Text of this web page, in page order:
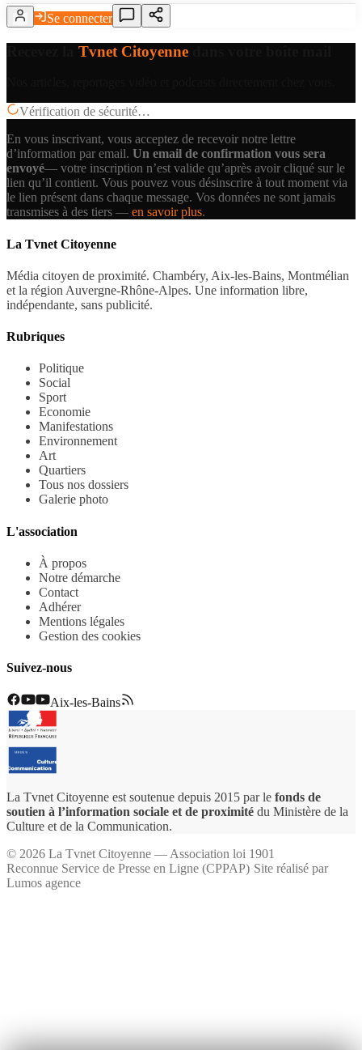
Se connecter
Tvnet Citoyenne
Vérification de sécurité…
En vous inscrivant, vous acceptez de recevoir notre lettre
d’information par email. Un email de confirmation vous sera
envoyé— votre inscription n’est valide qu’après avoir cliqué sur le
lien qu’il contient. Vous pouvez vous désinscrire à tout moment via
le lien présent dans chaque message. Vos données ne sont jamais
transmises à des tiers — en savoir plus.
La Tvnet Citoyenne
Média citoyen de proximité. Chambéry, Aix-les-Bains, Montmélian
et la région Auvergne-Rhône-Alpes. Une information libre,
indépendante, sans publicité.
Rubriques
Politique
Social
Sport
Economie
Manifestations
Environnement
Art
Quartiers
Tous nos dossiers
Galerie photo
L'association
À propos
Notre démarche
Contact
Adhérer
Mentions légales
Gestion des cookies
Suivez-nous
Aix-les-Bains
La Tvnet Citoyenne est soutenue depuis 2015 par le fonds de
soutien à l’information sociale et de proximité du Ministère de la
Culture et de la Communication.
© 2026 La Tvnet Citoyenne — Association loi 1901
Reconnue Service de Presse en Ligne (CPPAP)·Site réalisé par
Lumos agence